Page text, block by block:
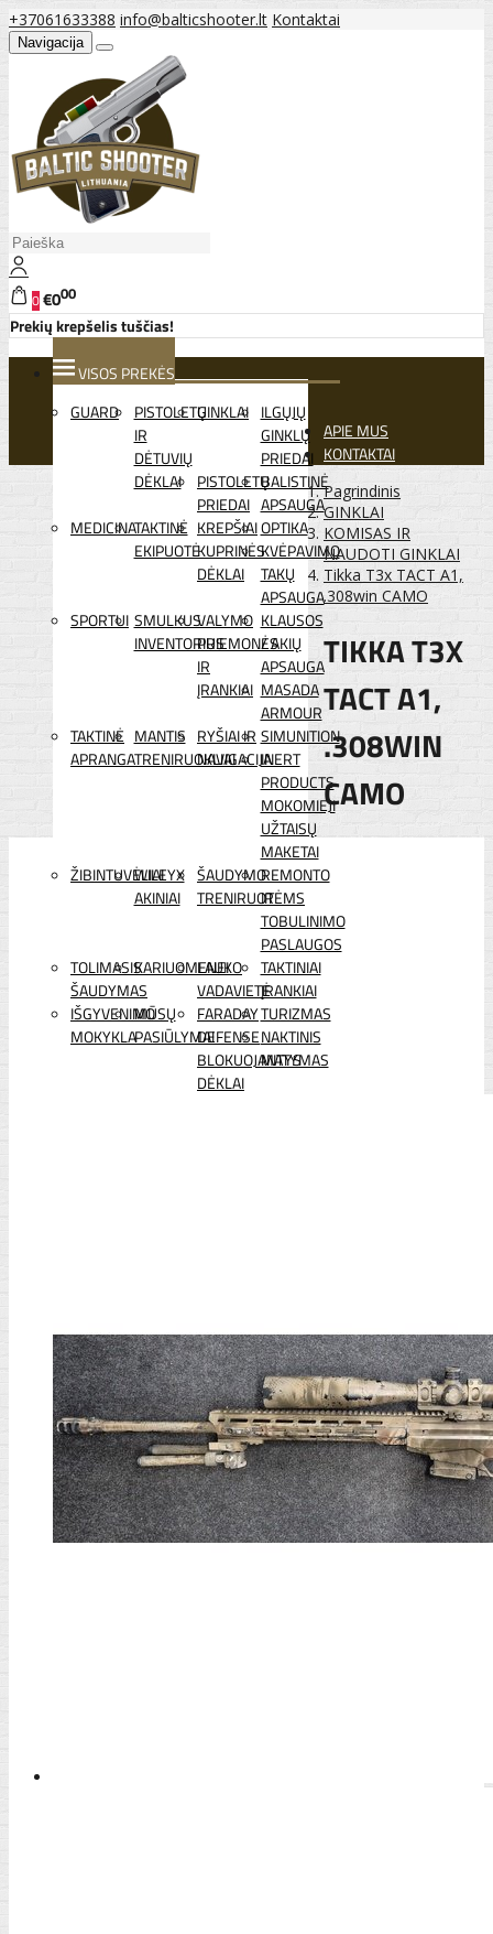
+37061633388 info@balticshooter.lt Kontaktai
Navigacija
0€000
Prekių krepšelis tuščias!
VISOS PREKĖS
GUARD
PISTOLETŲ
IR
DĖTUVIŲ
DĖKLAI
GINKLAI ILGŲJŲ
GINKLŲ
PRIEDAI
PISTOLETŲ
PRIEDAI
BALISTINĖ
APSAUGA
MEDICINATAKTINĖ
EKIPUOTĖ
KREPŠIAI
KUPRINĖS
DĖKLAI
OPTIKA
KVĖPAVIMO
TAKŲ
APSAUGA
SPORTUI SMULKUS
INVENTORIUS
VALYMO
PRIEMONĖS
IR
ĮRANKIAI
KLAUSOS
/ AKIŲ
APSAUGA
MASADA
ARMOUR
TAKTINĖ
APRANGA
MANTIS
TRENIRUOKLIAI
RYŠIAI IR
NAVIGACIJA
SIMUNITION
INERT
PRODUCTS
MOKOMIEJI
UŽTAISŲ
MAKETAI
ŽIBINTUVĖLIAI
WILEYX
AKINIAI
ŠAUDYMO
TRENIRUOTĖMS
REMONTO
IR
TOBULINIMO
PASLAUGOS
TOLIMASIS
ŠAUDYMAS
KARIUOMENEI
LAUKO
VADAVIETĖ
TAKTINIAI
ĮRANKIAI
IŠGYVENIMO
MOKYKLA
MŪSŲ
PASIŪLYMAI
FARADAY
DEFENSE
BLOKUOJANTYS
DĖKLAI
TURIZMAS
NAKTINIS
MATYMAS
APIE MUS
KONTAKTAI
Pagrindinis
GINKLAI
KOMISAS IR
NAUDOTI GINKLAI
Tikka T3x TACT A1,
.308win CAMO
TIKKA T3X
TACT A1,
.308WIN
CAMO